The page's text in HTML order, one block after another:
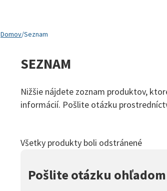
Domov/Seznam
SEZNAM
Nižšie nájdete zoznam produktov,
informácií. Pošlite otázku
Všetky produkty boli odstránené
Pošlite otázku